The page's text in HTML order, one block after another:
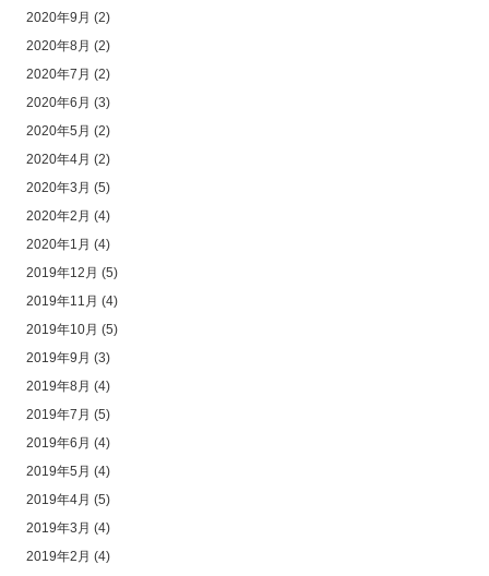
2020年9月 (2)
2020年8月 (2)
2020年7月 (2)
2020年6月 (3)
2020年5月 (2)
2020年4月 (2)
2020年3月 (5)
2020年2月 (4)
2020年1月 (4)
2019年12月 (5)
2019年11月 (4)
2019年10月 (5)
2019年9月 (3)
2019年8月 (4)
2019年7月 (5)
2019年6月 (4)
2019年5月 (4)
2019年4月 (5)
2019年3月 (4)
2019年2月 (4)